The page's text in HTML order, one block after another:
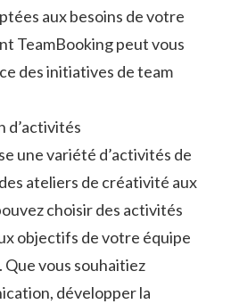
aux besoins de votre
TeamBooking peut vous
des initiatives de team
d’activités
une variété d’activités de
ateliers de créativité aux
choisir des activités
objectifs de votre équipe
vous souhaitiez
développer la